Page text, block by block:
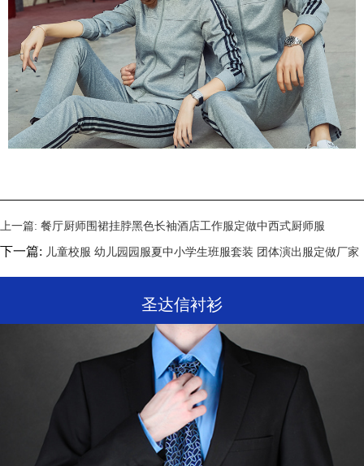
上一篇: 餐厅厨师围裙挂脖黑色长袖酒店工作服定做中西式厨师服
下一篇: 儿童校服 幼儿园园服夏中小学生班服套装 团体演出服定做厂家
圣达信衬衫